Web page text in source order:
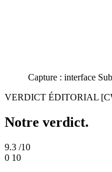
Capture : interface
VERDICT ÉDITORIAL
Notre verdict.
9.3 /10
0 10